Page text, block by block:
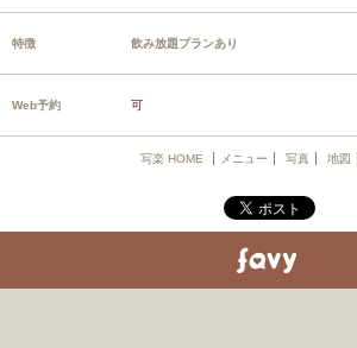
特徴 飲み放題プランあり
Web予約 可
写楽 HOME メニュー 写真 地図